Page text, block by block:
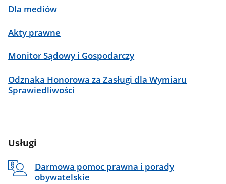
Dla mediów
Akty prawne
Monitor Sądowy i Gospodarczy
Odznaka Honorowa za Zasługi dla Wymiaru
Sprawiedliwości
Usługi
Darmowa pomoc prawna i porady
obywatelskie